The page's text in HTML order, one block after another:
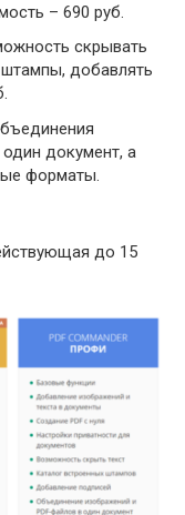
– 690 руб.
скрывать
штампы, добавлять
документ, а
форматы.
до 15